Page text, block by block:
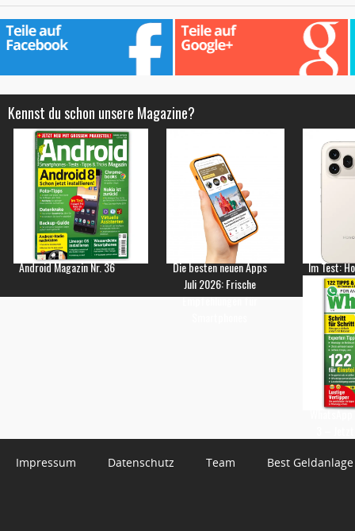
Kennst du schon unsere Magazine?
Android Magazin Nr. 36
Die besten neuen Apps
Juli 2026: Frische
Empfehlungen für
Im Test:
Impressum Datenschutz Team Best Geldanlage